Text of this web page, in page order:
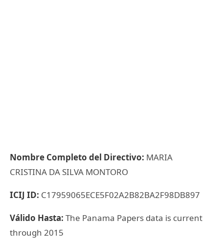
Nombre Completo del Directivo: MARIA
CRISTINA DA SILVA MONTORO
ICIJ ID: C17959065ECE5F02A2B82BA2F98DB897
Válido Hasta: The Panama Papers data is current
through 2015